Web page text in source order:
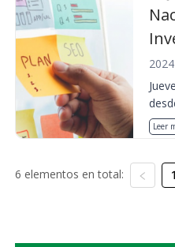
Leer
6 elementos en total: 1